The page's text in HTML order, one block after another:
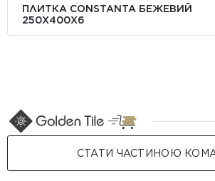
ПЛИТКА CONSTANTA БЕЖЕВИЙ
250Х400X6
СТАТИ ЧАСТИНОЮ